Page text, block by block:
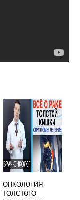
ОНКОЛОГИЯ
ТОЛСТОГО